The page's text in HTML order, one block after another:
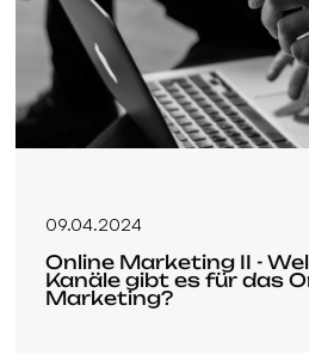
09.04.2024
Online Marketing II -
Kanäle gibt es für das
Marketing?